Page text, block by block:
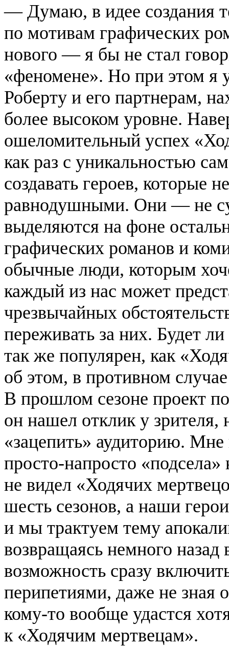
— Думаю, в идее создания
по мотивам графических
нового — я бы не стал
«феномене». Но при этом я
Роберту и его партнерам,
более высоком уровне.
ошеломительный успех
как раз с уникальностью
создавать героев, которые
равнодушными. Они — не
выделяются на фоне
графических романов и
обычные люди, которым
каждый из нас может
чрезвычайных
переживать за них. Будет
так же популярен, как
об этом, в противном
В прошлом сезоне проект
он нашел отклик у
«зацепить» аудиторию. Мне
просто-напросто
не видел «Ходячих
шесть сезонов, а наши
и мы трактуем тему
возвращаясь немного
возможность сразу
перипетиями, даже не зная
кому-то вообще удастся
к «Ходячим мертвецам».